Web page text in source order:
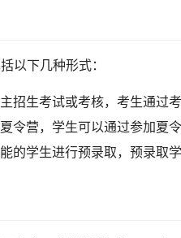
以下几种形式：
招生考试或考核，考生通过
令营，学生可以通过参加夏
的学生进行预录取，预录取